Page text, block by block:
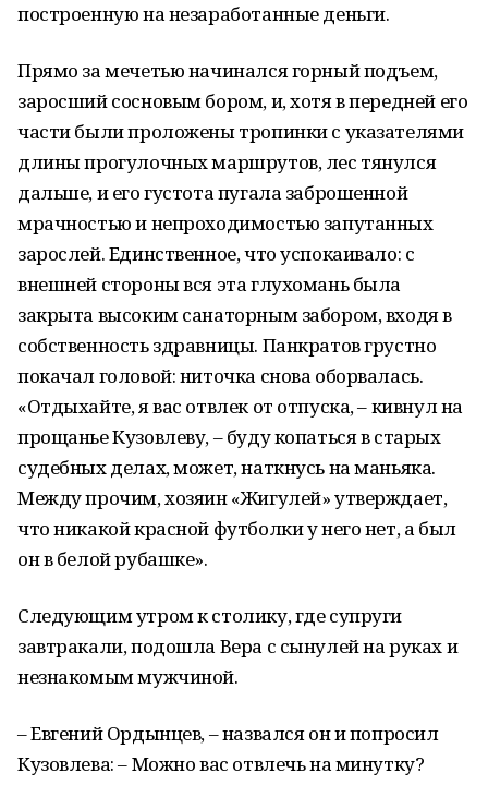
построенную на незаработанные деньги.
Прямо за мечетью начинался горный подъем,
заросший сосновым бором, и, хотя в передней его
части были проложены тропинки с указателями
длины прогулочных маршрутов, лес тянулся
дальше, и его густота пугала заброшенной
мрачностью и непроходимостью запутанных
зарослей. Единственное, что успокаивало: с
внешней стороны вся эта глухомань была
закрыта высоким санаторным забором, входя в
собственность здравницы. Панкратов грустно
покачал головой: ниточка снова оборвалась.
«Отдыхайте, я вас отвлек от отпуска, –кивнул на
прощанье Кузовлеву, – буду копаться в старых
судебных делах, может, наткнусь на маньяка.
Между прочим, хозяин«Жигулей» утверждает,
что никакой красной футболки у него нет, а был
он в белой рубашке».
Следующим утром к столику, где супруги
завтракали, подошла Вера с сынулей на руках и
незнакомым мужчиной.
– Евгений Ордынцев, – назвался он и попросил
Кузовлева: – Можно вас отвлечь на минутку?